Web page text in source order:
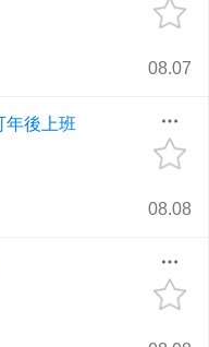
08.07
年後上班
08.08